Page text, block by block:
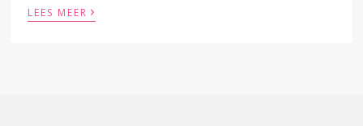
LEES MEER ›